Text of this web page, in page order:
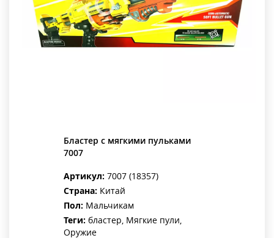
Бластер с мягкими пульками
7007
Артикул: 7007 (18357)
Страна: Китай
Пол: Мальчикам
Теги: бластер, Мягкие пули,
Оружие